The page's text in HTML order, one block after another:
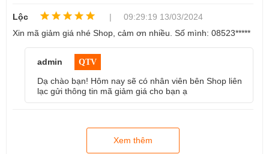
Galaxy S22 Ultra 5G Mỹ cũ
Thông số kỹ thuật của Samsung Galaxy S22 Ultra 5G Mỹ cũ:
Màn hình: 6.8 inches, Dynamic AMOLED 2X, 120Hz,
CPU: Snapdragon 8 Gen 1.
RAM: 8 GB.
Lộc
| 09:29:19 13/03/2024
Xin mã giảm giá nhé Shop, cảm ơn nhiều. Số mình: 08523*****
admin QTV
Dạ chào bạn! Hôm nay sẽ có nhân viên bên Shop liên
lạc gửi thông tin mã giảm giá cho bạn ạ
Xem thêm